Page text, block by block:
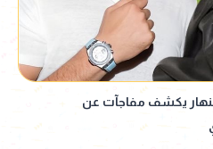
يكشف مفاجآت عن